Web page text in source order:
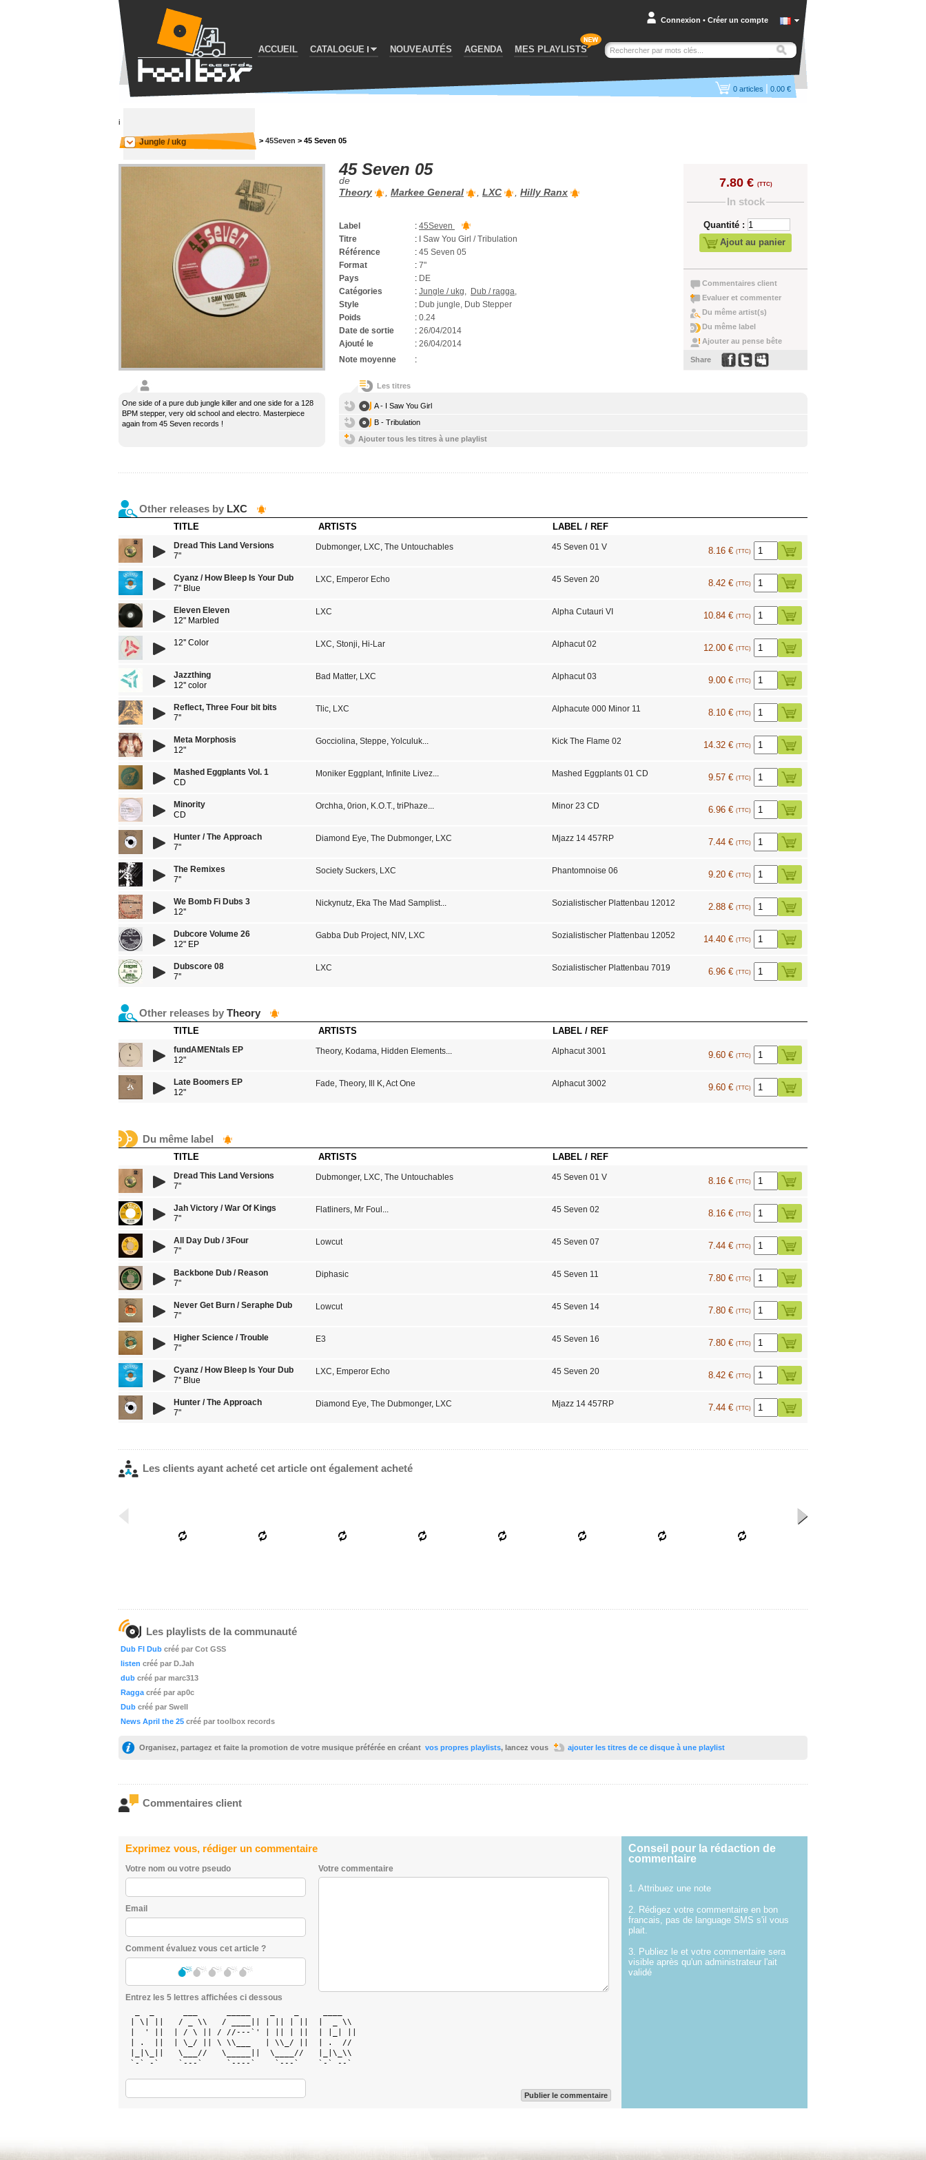
ACCUEIL CATALOGUE NOUVEAUTÉS AGENDA MES PLAYLISTS
Connexion • Créer un compte
0 articles | 0.00 €
i
Jungle / ukg > 45Seven > 45 Seven 05
45 Seven 05
de
Theory
, Markee General , LXC , Hilly Ranx
Label : 45Seven
Titre
:
I Saw You Girl / Tribulation
Référence
: 45 Seven 05
Format
: 7"
Pays
: DE
Catégories
: Jungle / ukg, Dub / ragga,
Style
: Dub jungle, Dub Stepper
Poids
: 0.24
Date de sortie
: 26/04/2014
Ajouté le
: 26/04/2014
Note moyenne
:
7.80 € (TTC)
In stock
Quantité :
Ajout au panier
Commentaires client
Evaluer et commenter
Du même artist(s)
Du même label
Ajouter au pense bête
Share
One side of a pure dub jungle killer and one side for a 128
BPM stepper, very old school and electro. Masterpiece
again from 45 Seven records !
Les titres
A - I Saw You Girl
B - Tribulation
Ajouter tous les titres à une playlist
Other releases by LXC
TITLE ARTISTS LABEL / REF
Dread This Land Versions
7"
Dubmonger, LXC, The Untouchables 45 Seven 01 V 8.16 € (TTC)
Cyanz / How Bleep Is Your Dub
7'' Blue
LXC, Emperor Echo 45 Seven 20 8.42 € (TTC)
Eleven Eleven
12" Marbled
LXC Alpha Cutauri VI 10.84 € (TTC)
12'' Color LXC, Stonji, Hi-Lar Alphacut 02 12.00 € (TTC)
Jazzthing
12'' color
Bad Matter, LXC Alphacut 03 9.00 € (TTC)
Reflect, Three Four bit bits
7''
Tlic, LXC Alphacute 000 Minor 11 8.10 € (TTC)
Meta Morphosis
12"
Gocciolina, Steppe, Yolculuk... Kick The Flame 02 14.32 € (TTC)
Mashed Eggplants Vol. 1
CD
Moniker Eggplant, Infinite Livez... Mashed Eggplants 01 CD 9.57 € (TTC)
Minority
CD
Orchha, 0rion, K.O.T., triPhaze... Minor 23 CD 6.96 € (TTC)
Hunter / The Approach
7"
Diamond Eye, The Dubmonger, LXC Mjazz 14 457RP 7.44 € (TTC)
The Remixes
7''
Society Suckers, LXC Phantomnoise 06 9.20 € (TTC)
We Bomb Fi Dubs 3
12''
Nickynutz, Eka The Mad Samplist... Sozialistischer Plattenbau 12012 2.88 € (TTC)
Dubcore Volume 26
12" EP
Gabba Dub Project, NIV, LXC Sozialistischer Plattenbau 12052 14.40 € (TTC)
Dubscore 08
7''
LXC Sozialistischer Plattenbau 7019 6.96 € (TTC)
Other releases by Theory
TITLE ARTISTS LABEL / REF
fundAMENtals EP
12"
Theory, Kodama, Hidden Elements... Alphacut 3001 9.60 € (TTC)
Late Boomers EP
12"
Fade, Theory, Ill K,Act One Alphacut 3002 9.60 € (TTC)
Du même label
TITLE ARTISTS LABEL / REF
Dread This Land Versions
7"
Dubmonger, LXC, The Untouchables 45 Seven 01 V 8.16 € (TTC)
Jah Victory / War Of Kings
7"
Flatliners, Mr Foul ... 45 Seven 02 8.16 € (TTC)
All Day Dub / 3Four
7"
Lowcut 45 Seven 07 7.44 € (TTC)
Backbone Dub / Reason
7"
Diphasic 45 Seven 11 7.80 € (TTC)
Never Get Burn / Seraphe Dub
7"
Lowcut 45 Seven 14 7.80 € (TTC)
Higher Science / Trouble
7"
E3 45 Seven 16 7.80 € (TTC)
Cyanz / How Bleep Is Your Dub
7'' Blue
LXC, Emperor Echo 45 Seven 20 8.42 € (TTC)
Hunter / The Approach
7"
Diamond Eye, The Dubmonger, LXC Mjazz 14 457RP 7.44 € (TTC)
Les clients ayant acheté cet article ont également acheté
Les playlists de la communauté
Dub FI Dub créé par Cot GSS
listen créé par D.Jah
dub créé par marc313
Ragga créé par ap0c
Dub créé par Swell
News April the 25 créé par toolbox records
Organisez, partagez et faite la promotion de votre musique préférée en créant vos propres playlists, lancez vous ajouter les titres de ce disque à une playlist
Commentaires client
Exprimez vous, rédiger un commentaire
Votre nom ou votre pseudo
Email
Comment évaluez vous cet article ?
Votre commentaire
Entrez les 5 lettres affichées ci dessous
| \| ||   / _ \\   / ____|| | || | ||  |  _ \\
|  ' ||  | / \ || / //---`' | || | ||  | |_| ||
| .  ||  | \_/ || \ \\___   | \\_/ ||  | .  //
|_|\_||   \___//   \_____||  \____//   |_|\_\\
`-` -`    `---`     `----`    `---`    `-` --`
Publier le commentaire
Conseil pour la rédaction de
commentaire
1. Attribuez une note
2. Rédigez votre commentaire en bon
francais, pas de language SMS s'il vous
plait.
3. Publiez le et votre commentaire sera
visible après qu'un administrateur l'ait
validé